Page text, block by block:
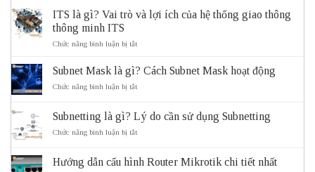
ITS là gì? Vai trò và lợi ích của hệ thống giao thông
thông minh ITS
Chức năng bình luận bị tắtở
gì?
Vai
lợi
thống
Subnet Mask là gì? Cách Subnet Mask hoạt động
Chức năng bình luận bị tắtở
là
Mask
Subnetting là gì? Lý do cần sử dụng Subnetting
Chức năng bình luận bị tắtở
gì?
Hướng dẫn cấu hình Router Mikrotik chi tiết nhất